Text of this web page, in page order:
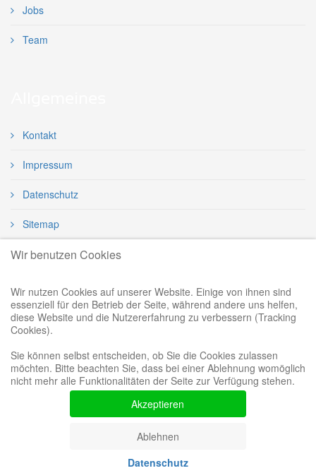
Jobs
Team
Kontakt
Impressum
Datenschutz
Sitemap
Unser Pflegebüro Steffan in Menden ist professioneller
Dienstleister in der häuslichen Alten- und Krankenpflege. Ihre
Wir pflegen Sie in Lendringsen, Oesbern, Hemer, Iserlohn,
Fröndenberg und Wickede.
Wir benutzen Cookies
Wir nutzen Cookies auf unserer Website. Einige von ihnen sind
essenziell für den Betrieb der Seite, während andere uns helfen,
diese Website und die Nutzererfahrung zu verbessern (Tracking
Cookies).
Sie können selbst entscheiden, ob Sie die Cookies zulassen
möchten. Bitte beachten Sie, dass bei einer Ablehnung womöglich
nicht mehr alle Funktionalitäten der Seite zur Verfügung stehen.
Akzeptieren
Ablehnen
Datenschutz